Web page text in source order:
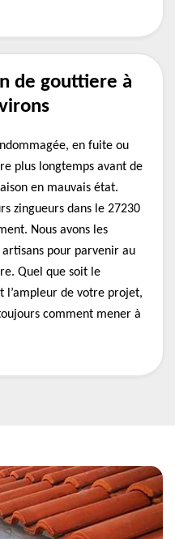
de gouttiere à
en fuite ou
plus longtemps avant de
en mauvais état.
zingueurs dans le 27230
Nous avons les
pour parvenir au
Quel que soit le
l’ampleur de votre projet,
comment mener à